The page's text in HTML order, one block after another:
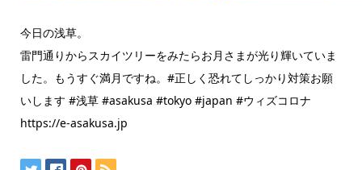
今日の浅草。
雷門通りからスカイツリーをみたらお月さまが光り輝いていま
した。もうすぐ満月ですね。#正しく恐れてしっかり対策お願
いします #浅草 #asakusa #tokyo #japan #ウィズコロナ
https://e-asakusa.jp